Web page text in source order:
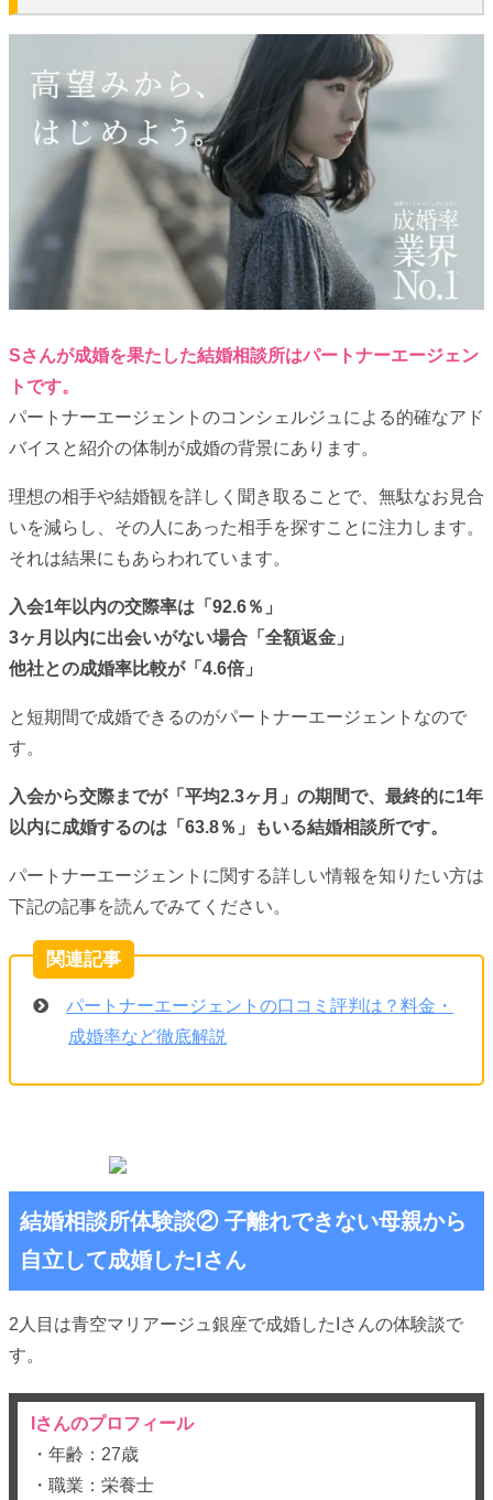
Sさんが成婚を果たした結婚相談所はパートナーエージェン
トです。
パートナーエージェントのコンシェルジュによる的確なアド
バイスと紹介の体制が成婚の背景にあります。
理想の相手や結婚観を詳しく聞き取ることで、無駄なお見合
いを減らし、その人にあった相手を探すことに注力します。
それは結果にもあらわれています。
入会1年以内の交際率は「92.6％」
3ヶ月以内に出会いがない場合「全額返金」
他社との成婚率比較が「4.6倍」
と短期間で成婚できるのがパートナーエージェントなので
す。
入会から交際までが「平均2.3ヶ月」の期間で、最終的に1年
以内に成婚するのは「63.8％」もいる結婚相談所です。
パートナーエージェントに関する詳しい情報を知りたい方は
下記の記事を読んでみてください。
パートナーエージェントの口コミ評判は？料金・
成婚率など徹底解説
結婚相談所体験談② 子離れできない母親から
自立して成婚したIさん
2人目は青空マリアージュ銀座で成婚したIさんの体験談で
す。
Iさんのプロフィール
・年齢：27歳
・職業：栄養士